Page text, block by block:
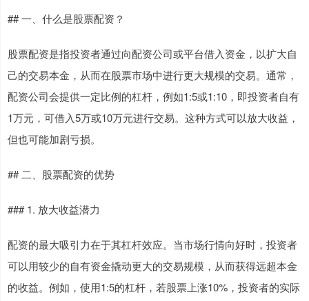
## 一、什么是股票配资？
股票配资是指投资者通过向配资公司或平台借入资金，以扩大自
己的交易本金，从而在股票市场中进行更大规模的交易。通常，
配资公司会提供一定比例的杠杆，例如1:5或1:10，即投资者自有
1万元，可借入5万或10万元进行交易。这种方式可以放大收益，
但也可能加剧亏损。
## 二、股票配资的优势
### 1. 放大收益潜力
配资的最大吸引力在于其杠杆效应。当市场行情向好时，投资者
可以用较少的自有资金撬动更大的交易规模，从而获得远超本金
的收益。例如，使用1:5的杠杆，若股票上涨10%，投资者的实际